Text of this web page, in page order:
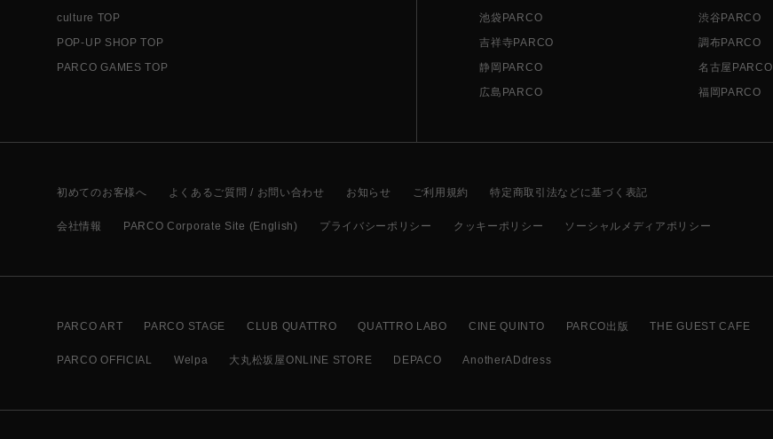
culture TOP
POP-UP SHOP TOP
PARCO GAMES TOP
池袋PARCO
渋谷PARCO
吉祥寺PARCO
調布PARCO
静岡PARCO
名古屋PARCO
広島PARCO
福岡PARCO
初めてのお客様へ よくあるご質問 / お問い合わせ お知らせ ご利用規約 特定商取引法などに基づく表記
会社情報 PARCO Corporate Site (English) プライバシーポリシー クッキーポリシー ソーシャルメディアポリシー
PARCO ART PARCO STAGE CLUB QUATTRO QUATTRO LABO CINE QUINTO PARCO出版 THE GUEST CAFE
PARCO OFFICIAL Welpa 大丸松坂屋ONLINE STORE DEPACO AnotherADdress